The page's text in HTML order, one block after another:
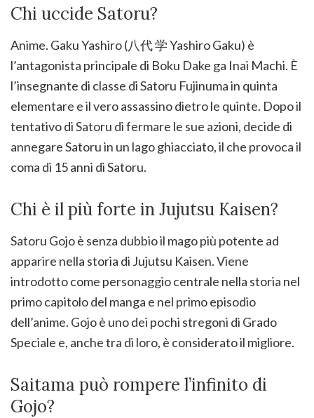
Chi uccide Satoru?
Anime. Gaku Yashiro (八代 学 Yashiro Gaku) è
l’antagonista principale di Boku Dake ga Inai Machi. È
l’insegnante di classe di Satoru Fujinuma in quinta
elementare e il vero assassino dietro le quinte. Dopo il
tentativo di Satoru di fermare le sue azioni, decide di
annegare Satoru in un lago ghiacciato, il che provoca il
coma di 15 anni di Satoru.
Chi è il più forte in Jujutsu Kaisen?
Satoru Gojo è senza dubbio il mago più potente ad
apparire nella storia di Jujutsu Kaisen. Viene
introdotto come personaggio centrale nella storia nel
primo capitolo del manga e nel primo episodio
dell’anime. Gojo è uno dei pochi stregoni di Grado
Speciale e, anche tra di loro, è considerato il migliore.
Saitama può rompere l’infinito di
Gojo?